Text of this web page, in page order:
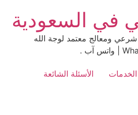
في السعودية
ومعالج معتمد لوجة الله
الخدمات
الأسئلة الشائعة